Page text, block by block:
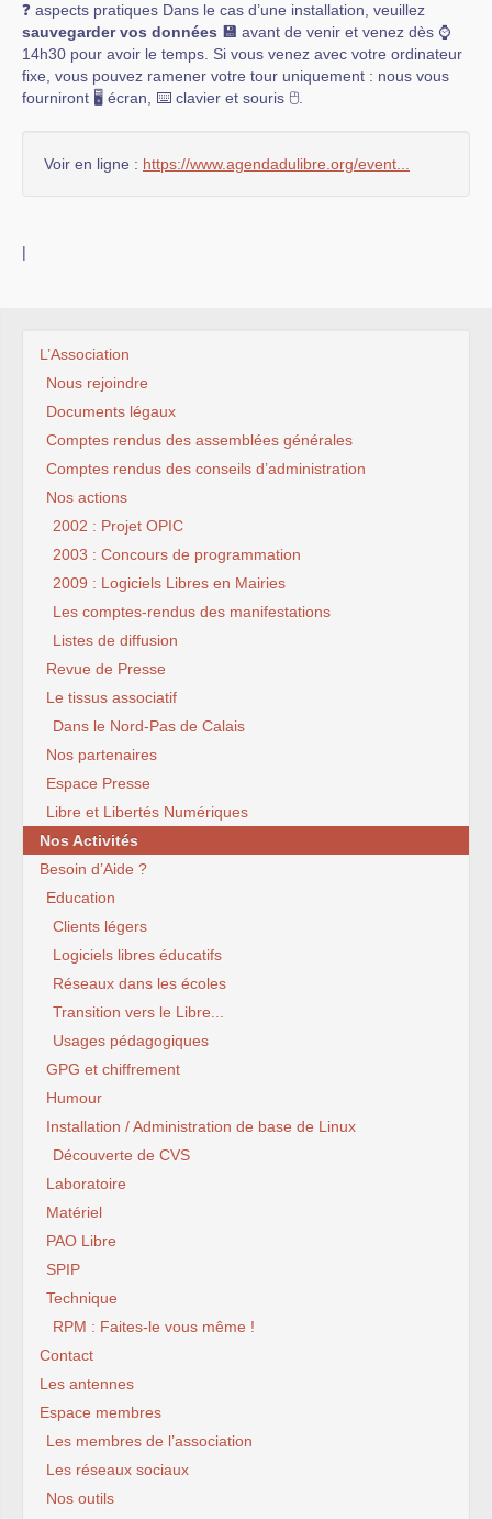
❓ aspects pratiques Dans le cas d’une installation, veuillez
sauvegarder vos données 💾 avant de venir et venez dès ⌚
14h30 pour avoir le temps. Si vous venez avec votre ordinateur
fixe, vous pouvez ramener votre tour uniquement : nous vous
fourniront 🖥️ écran, ⌨️ clavier et souris 🖰.
Voir en ligne : https://www.agendadulibre.org/event...
|
L’Association
Nous rejoindre
Documents légaux
Comptes rendus des assemblées générales
Comptes rendus des conseils d’administration
Nos actions
2002 : Projet OPIC
2003 : Concours de programmation
2009 : Logiciels Libres en Mairies
Les comptes-rendus des manifestations
Listes de diffusion
Revue de Presse
Le tissus associatif
Dans le Nord-Pas de Calais
Nos partenaires
Espace Presse
Libre et Libertés Numériques
Nos Activités
Besoin d’Aide ?
Education
Clients légers
Logiciels libres éducatifs
Réseaux dans les écoles
Transition vers le Libre...
Usages pédagogiques
GPG et chiffrement
Humour
Installation / Administration de base de Linux
Découverte de CVS
Laboratoire
Matériel
PAO Libre
SPIP
Technique
RPM : Faites-le vous même !
Contact
Les antennes
Espace membres
Les membres de l’association
Les réseaux sociaux
Nos outils